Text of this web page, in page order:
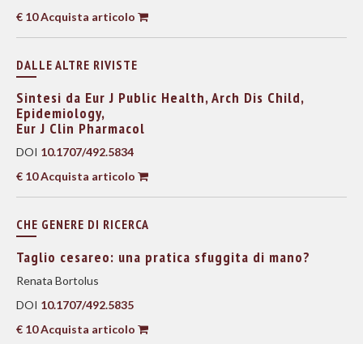
€ 10 Acquista articolo
DALLE ALTRE RIVISTE
Sintesi da Eur J Public Health, Arch Dis Child,
Epidemiology,
Eur J Clin Pharmacol
DOI 10.1707/492.5834
€ 10 Acquista articolo
CHE GENERE DI RICERCA
Taglio cesareo: una pratica sfuggita di mano?
Renata Bortolus
DOI 10.1707/492.5835
€ 10 Acquista articolo